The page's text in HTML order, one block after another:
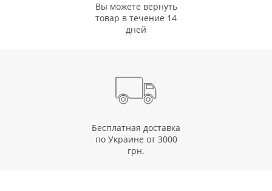
Вы можете вернуть
товар в течение 14
дней
Бесплатная доставка
по Украине от 3000
грн.